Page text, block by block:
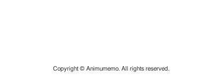
Copyright © Animumemo. All rights reserved.